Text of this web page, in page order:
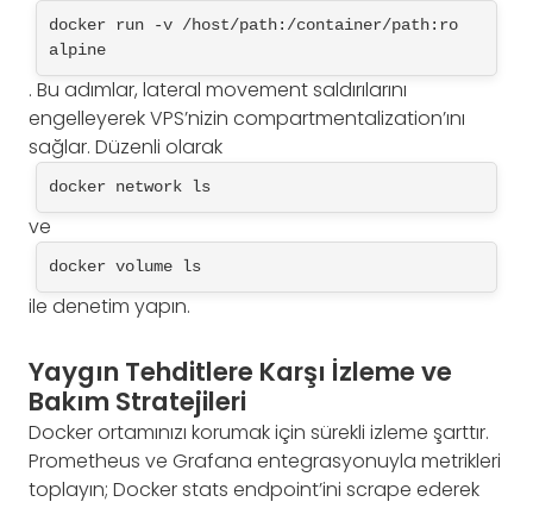
docker run -v /host/path:/container/path:ro
alpine
. Bu adımlar, lateral movement saldırılarını
engelleyerek VPS’nizin compartmentalization’ını
sağlar. Düzenli olarak
docker network ls
ve
docker volume ls
ile denetim yapın.
Yaygın Tehditlere Karşı İzleme ve
Bakım Stratejileri
Docker ortamınızı korumak için sürekli izleme şarttır.
Prometheus ve Grafana entegrasyonuyla metrikleri
toplayın; Docker stats endpoint’ini scrape ederek